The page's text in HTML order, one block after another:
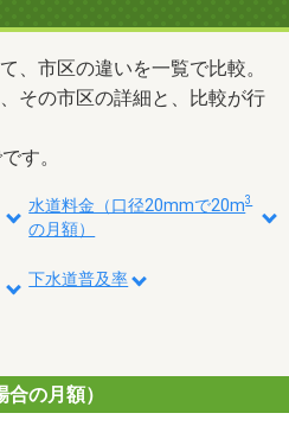
、市区の違いを一覧で比較。
その市区の詳細と、比較が行
す。
水道料金（口径20mmで20m3
の月額）
下水道普及率
の月額）